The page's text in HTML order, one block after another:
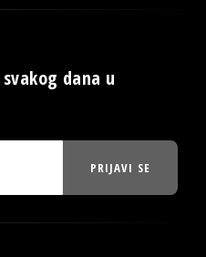
dana u
PRIJAVI SE